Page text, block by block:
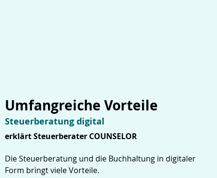
Umfangreiche Vorteile
Steuerberatung digital
erklärt Steuerberater COUNSELOR
Die Steuerberatung und die Buchhaltung in digitaler
Form bringt viele Vorteile.